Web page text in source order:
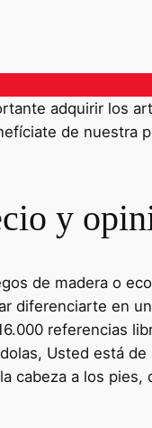
adquirir los
de nuestra
y
de madera o
diferenciarte en
referencias
Usted está
cabeza a los pies,